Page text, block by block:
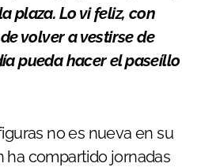
plaza. Lo vi feliz, con
volver a vestirse de
pueda hacer el paseíllo
no es nueva en su
ha compartido jornadas